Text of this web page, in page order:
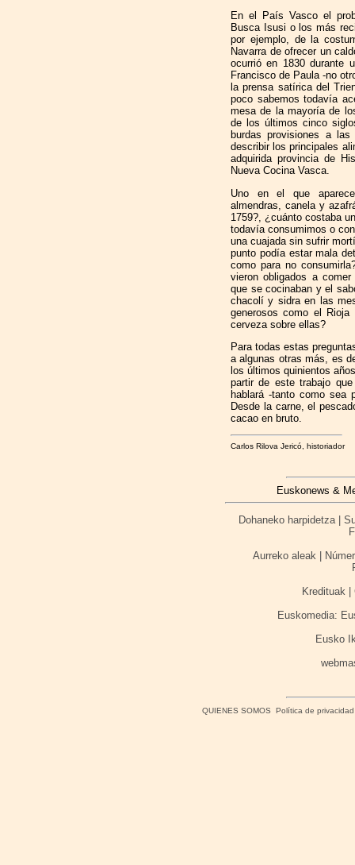
En el País Vasco el
Busca Isusi o los más
por ejemplo, de la
Navarra de ofrecer un
ocurrió en 1830 durante
Francisco de Paula -no
la prensa satírica del
poco sabemos todavía
mesa de la mayoría de
de los últimos cinco
burdas provisiones a
describir los principales
adquirida provincia de
Nueva Cocina Vasca.
Uno en el que
almendras, canela y
1759?, ¿cuánto costaba
todavía consumimos o
una cuajada sin sufrir
punto podía estar mala
como para no
vieron obligados a
que se cocinaban y el
chacolí y sidra en las
generosos como el
cerveza sobre ellas?
Para todas estas
a algunas otras más, es
los últimos quinientos
partir de este trabajo
hablará -tanto como sea
Desde la carne, el
cacao en bruto.
Carlos Rilova Jericó, historiador
Euskonews &
Dohaneko harpidetza |
Aurreko aleak |
Kredituak
Euskomedia:
Eusko
QUIENES SOMOS Política de privacidad